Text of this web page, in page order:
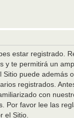
estar registrado.
y te permitirá un
Sitio puede además
registrados.
con
Por favor lee las
el Sitio.